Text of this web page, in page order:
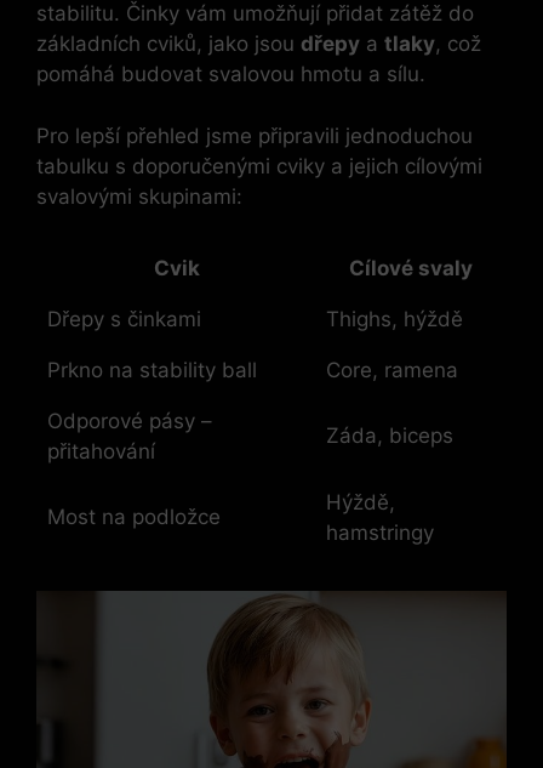
stabilitu. Činky vám umožňují přidat zátěž do
základních cviků, jako jsou dřepy a tlaky, což
pomáhá budovat svalovou hmotu a sílu.
Pro lepší přehled jsme připravili jednoduchou
tabulku s doporučenými cviky a jejich cílovými
svalovými skupinami:
Cvik Cílové svaly
Dřepy s činkami Thighs, hýždě
Prkno na stability ball Core, ramena
Odporové pásy –
přitahování
Záda, biceps
Most na podložce
Hýždě,
hamstringy